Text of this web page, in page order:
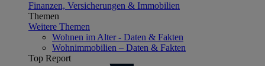
Finanzen, Versicherungen & Immobilien
Themen
Weitere Themen
Wohnen im Alter - Daten & Fakten
Wohnimmobilien – Daten & Fakten
Top Report